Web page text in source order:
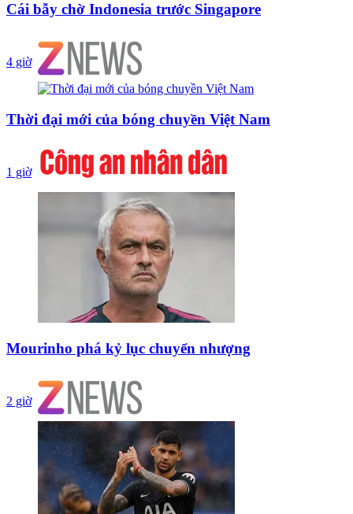
Cái bẫy chờ Indonesia trước Singapore
4 giờ
Thời đại mới của bóng chuyền Việt Nam
1 giờ
Mourinho phá kỷ lục chuyển nhượng
2 giờ